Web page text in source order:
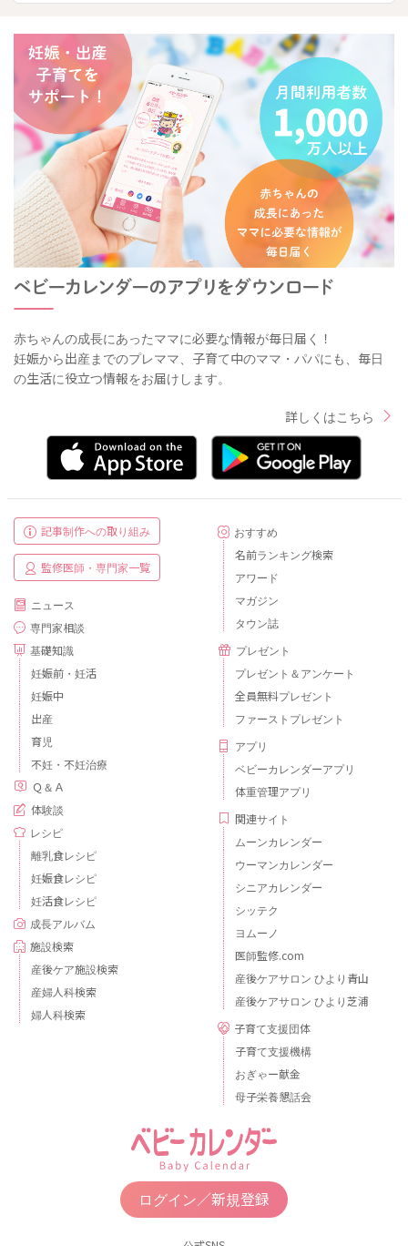
赤ちゃんの成長にあったママに必要な情報が毎日届く！
妊娠から出産までのプレママ、子育て中のママ・パパにも、毎日
の生活に役立つ情報をお届けします。
詳しくはこちら
記事制作への取り組み
監修医師・専門家一覧
ニュース
専門家相談
基礎知識
妊娠前・妊活
妊娠中
出産
育児
不妊・不妊治療
Ｑ＆Ａ
体験談
レシピ
離乳食レシピ
妊娠食レシピ
妊活食レシピ
成長アルバム
施設検索
産後ケア施設検索
産婦人科検索
婦人科検索
おすすめ
名前ランキング検索
アワード
マガジン
タウン誌
プレゼント
プレゼント＆アンケート
全員無料プレゼント
ファーストプレゼント
アプリ
ベビーカレンダーアプリ
体重管理アプリ
関連サイト
ムーンカレンダー
ウーマンカレンダー
シニアカレンダー
シッテク
ヨムーノ
医師監修.com
産後ケアサロン ひより青山
産後ケアサロン ひより芝浦
子育て支援団体
子育て支援機構
おぎゃー献金
母子栄養懇話会
ログイン／新規登録